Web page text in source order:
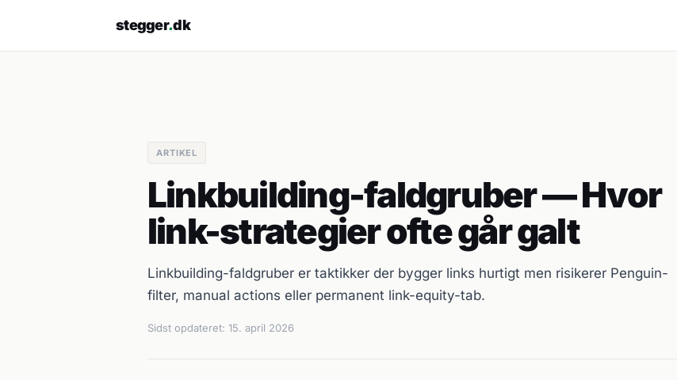
stegger.dk
ARTIKEL
Linkbuilding-faldgruber — Hvor
link-strategier ofte går galt
Linkbuilding-faldgruber er taktikker der bygger links hurtigt men risikerer Penguin-
filter, manual actions eller permanent link-equity-tab.
Sidst opdateret: 15. april 2026